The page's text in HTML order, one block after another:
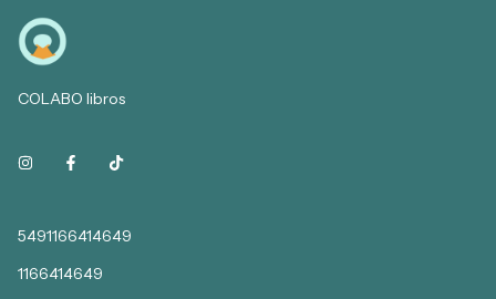
COLABO libros
5491166414649
1166414649